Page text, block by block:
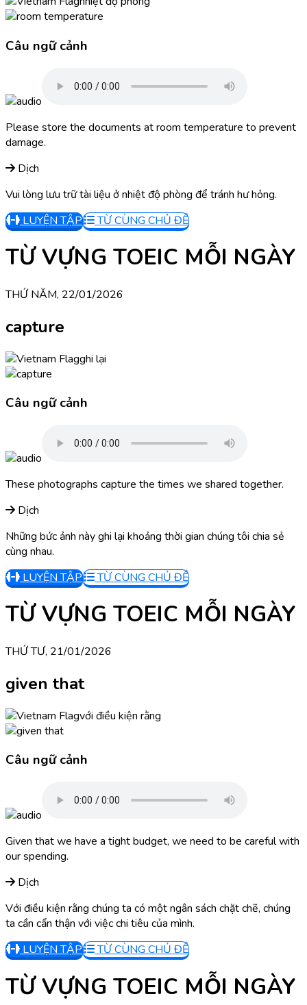
Câu ngữ cảnh
Please store the documents at room temperature to prevent
damage.
Dịch
Vui lòng lưu trữ tài liệu ở nhiệt độ phòng để tránh hư hỏng.
LUYỆN TẬP
TỪ CÙNG CHỦ ĐỀ
TỪ VỰNG TOEIC MỖI NGÀY
THỨ NĂM, 22/01/2026
capture
ghi lại
Câu ngữ cảnh
These photographs capture the times we shared together.
Dịch
Những bức ảnh này ghi lại khoảng thời gian chúng tôi chia sẻ
cùng nhau.
LUYỆN TẬP
TỪ CÙNG CHỦ ĐỀ
TỪ VỰNG TOEIC MỖI NGÀY
THỨ TƯ, 21/01/2026
given that
với điều kiện rằng
Câu ngữ cảnh
Given that we have a tight budget, we need to be careful with
our spending.
Dịch
Với điều kiện rằng chúng ta có một ngân sách chặt chẽ, chúng
ta cần cẩn thận với việc chi tiêu của mình.
LUYỆN TẬP
TỪ CÙNG CHỦ ĐỀ
TỪ VỰNG TOEIC MỖI NGÀY